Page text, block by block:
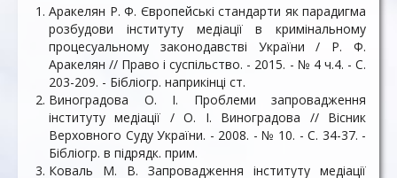
Аракелян Р. Ф. Європейські стандарти як парадигма
розбудови інституту медіації в кримінальному
процесуальному законодавстві України / Р. Ф.
Аракелян // Право і суспільство. - 2015. - № 4 ч.4. - С.
203-209. - Бібліогр. наприкінці ст.
Виноградова О. І. Проблеми запровадження
інституту медіації / О. І. Виноградова // Вісник
Верховного Суду України. - 2008. - № 10. - С. 34-37. -
Бібліогр. в підрядк. прим.
Коваль М. В. Запровадження інституту медіації